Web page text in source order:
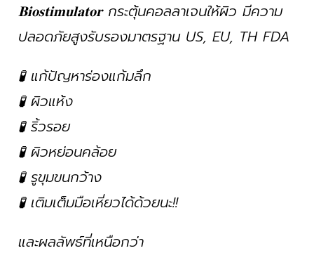
𝐁𝐢𝐨𝐬𝐭𝐢𝐦𝐮𝐥𝐚𝐭𝐨𝐫 กระตุ้นคอลลาเจนให้ผิว มีความ
ปลอดภัยสูงรับรองมาตรฐาน US, EU, TH FDA
🧪 แก้ปัญหาร่องแก้มลึก
🧪 ผิวแห้ง
🧪 ริ้วรอย
🧪 ผิวหย่อนคล้อย
🧪 รูขุมขนกว้าง
🧪 เติมเต็มมือเหี่ยวได้ด้วยนะ!!
และผลลัพธ์ที่เหนือกว่า